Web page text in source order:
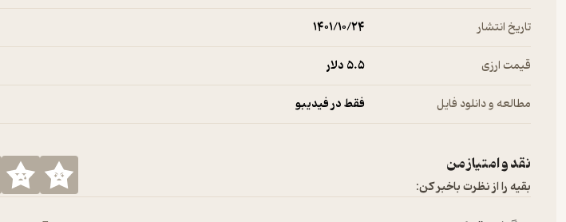
تاریخ انتشار ۱۴۰۱/۱۰/۲۴
قیمت ارزی 5.۵ دلار
مطالعه و دانلود فایل فقط در فیدیبو
نقد و امتیاز من
بقیه را از نظرت باخبر کن: